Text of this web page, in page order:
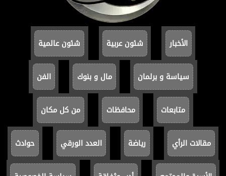
الأخبار شئون عربية شئون عالمية
سياسة و برلمان مال و بنوك الفن
متابعات محافظات من كل مكان
مقالات الرأي رياضة العدد الورقي حوادث